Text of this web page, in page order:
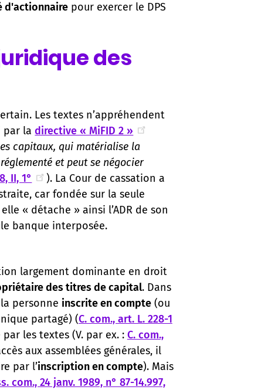
d'actionnaire pour exercer le DPS
des
Les textes n’appréhendent
par ladirective « MiFID 2 »
capitaux, qui matérialise la
et peut se négocier
II, 1°
). La Cour de cassation a
car fondée sur la seule
« détache » ainsi l’ADR de son
banque interposée.
largement dominante en droit
des titres de capital. Dans
personne inscrite en compte(ou
partagé) (C. com., art. L. 228-1
les textes (V. par ex. : C. com.,
aux assemblées générales, il
par l’inscription en compte). Mais
com., 24 janv. 1989, n° 87-14.997,